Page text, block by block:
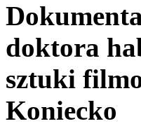
doktora
sztuki
Koniecko